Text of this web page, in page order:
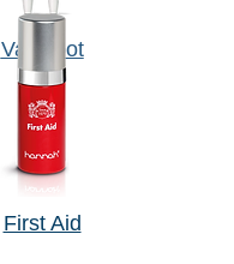
Vanispot
First Aid